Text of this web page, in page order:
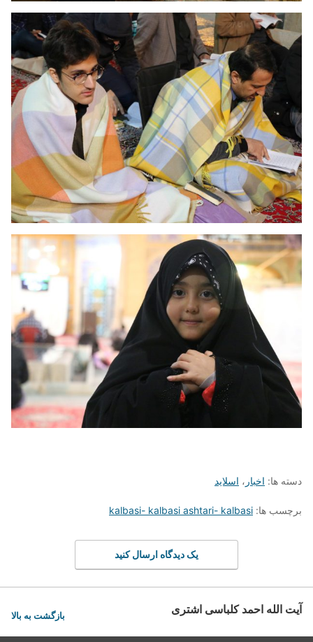
دسته ها: اخبار ، اسلاید
برچسب ها: kalbasi- kalbasi ashtari- kalbasi
یک دیدگاه ارسال کنید
آیت الله احمد کلباسی اشتری بازگشت به بالا